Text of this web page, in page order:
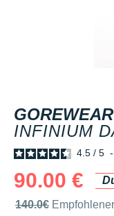
GOREWEAR
INFINIUM
4.5 / 5 -
90.00 €
Unverbindliche
140.0€